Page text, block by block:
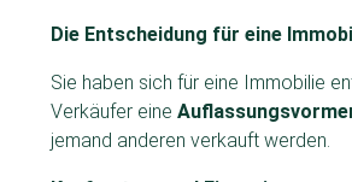
Die Entscheidung für eine
Sie haben sich für eine Immobilie
Verkäufer eine
jemand anderen verkauft werden.